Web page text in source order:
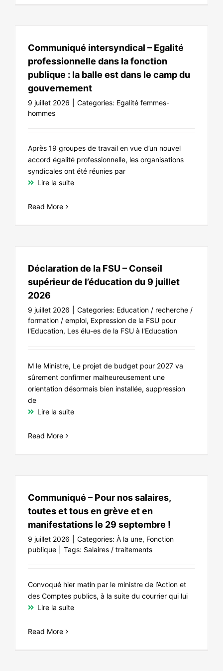
Communiqué intersyndical – Egalité
professionnelle dans la fonction
publique : la balle est dans le camp du
gouvernement
9 juillet 2026 Categories: Egalité femmes-
hommes
Après 19 groupes de travail en vue d’un nouvel
accord égalité professionnelle, les organisations
syndicales ont été réunies par
Lire la suite
Read More
Déclaration de la FSU – Conseil
supérieur de l’éducation du 9 juillet
2026
9 juillet 2026 Categories: Education / recherche /
formation / emploi, Expression de la FSU pour
l'Education, Les élu-es de la FSU à l'Education
M le Ministre, Le projet de budget pour 2027 va
sûrement confirmer malheureusement une
orientation désormais bien installée, suppression
de
Lire la suite
Read More
Communiqué – Pour nos salaires,
toutes et tous en grève et en
manifestations le 29 septembre !
9 juillet 2026 Categories: À la une, Fonction
publique
Tags: Salaires / traitements
Convoqué hier matin par le ministre de l’Action et
des Comptes publics, à la suite du courrier qui lui
Lire la suite
Read More